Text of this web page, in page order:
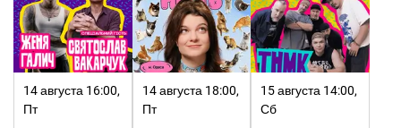
14 августа 16:00,
Пт
14 августа 18:00,
Пт
15 августа 14:00,
Сб